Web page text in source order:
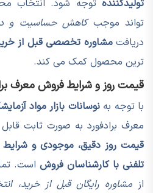
تولیدکننده توجه شود. انتخاب
تواند موجبکاهش حساسیت و
دریافتمشاوره تخصصی قبل از
ترین محصول کمک می کند.
قیمت روز و شرایط فروش معرف
با توجه بهنوسانات بازار مواد
معرف برادفورد به صورت ثابت
قیمت روز دقیق، موجودی و
تلفنی با کارشناسان فروش است.
ازمشاوره رایگان قبل از خرید،